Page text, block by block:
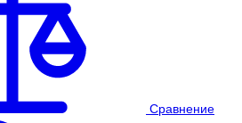
Сравнение